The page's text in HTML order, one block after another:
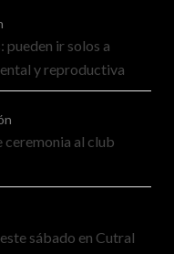
ir solos a
y reproductiva
ceremonia al club
sábado en Cutral